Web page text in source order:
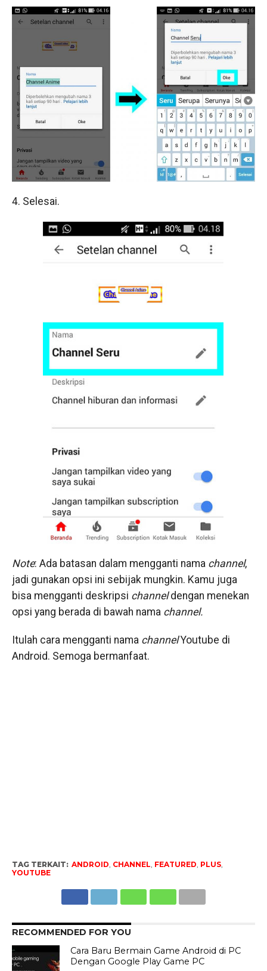
4. Selesai.
Note: Ada batasan dalam mengganti nama channel,
jadi gunakan opsi ini sebijak mungkin. Kamu juga
bisa mengganti deskripsi channeldengan menekan
opsi yang berada di bawah nama channel.
Itulah cara mengganti nama channelYoutube di
Android. Semoga bermanfaat.
TAG TERKAIT: ANDROID, CHANNEL, FEATURED, PLUS,
YOUTUBE
RECOMMENDED FOR YOU
Cara Baru Bermain Game Android di PC
Dengan Google Play Game PC